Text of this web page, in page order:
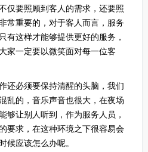
仅要照顾到客人的需求，还要照
常重要的，对于客人而言，服务
有这样才能够提供更好的服务，
家一定要以微笑面对每一位客
必须要保持清醒的头脑，我们
乱的，音乐声音也很大，在夜场
够让别人听到，作为服务人员，
要求，在这种环境之下很容易会
候应该怎么办呢。